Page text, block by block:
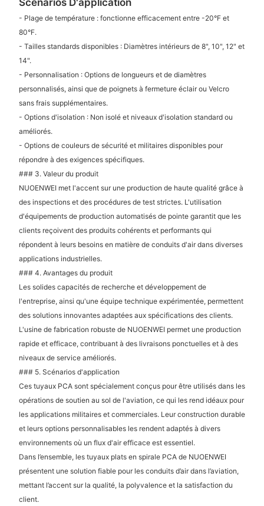
- Plage de température : fonctionne efficacement entre -20°F et
80°F.
- Tailles standards disponibles : Diamètres intérieurs de 8", 10", 12" et
14".
- Personnalisation : Options de longueurs et de diamètres
personnalisés, ainsi que de poignets à fermeture éclair ou Velcro
sans frais supplémentaires.
- Options d'isolation : Non isolé et niveaux d'isolation standard ou
améliorés.
- Options de couleurs de sécurité et militaires disponibles pour
répondre à des exigences spécifiques.
### 3. Valeur du produit
NUOENWEI met l'accent sur une production de haute qualité grâce à
des inspections et des procédures de test strictes. L'utilisation
d'équipements de production automatisés de pointe garantit que les
clients reçoivent des produits cohérents et performants qui
répondent à leurs besoins en matière de conduits d'air dans diverses
applications industrielles.
### 4. Avantages du produit
Les solides capacités de recherche et développement de
l'entreprise, ainsi qu'une équipe technique expérimentée, permettent
des solutions innovantes adaptées aux spécifications des clients.
L'usine de fabrication robuste de NUOENWEI permet une production
rapide et efficace, contribuant à des livraisons ponctuelles et à des
niveaux de service améliorés.
### 5. Scénarios d'application
Ces tuyaux PCA sont spécialement conçus pour être utilisés dans les
opérations de soutien au sol de l'aviation, ce qui les rend idéaux pour
les applications militaires et commerciales. Leur construction durable
et leurs options personnalisables les rendent adaptés à divers
environnements où un flux d'air efficace est essentiel.
Dans l’ensemble, les tuyaux plats en spirale PCA de NUOENWEI
présentent une solution fiable pour les conduits d’air dans l’aviation,
mettant l’accent sur la qualité, la polyvalence et la satisfaction du
client.